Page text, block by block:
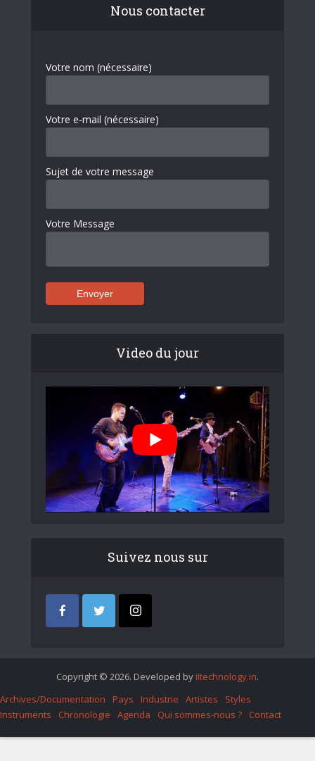
Nous contacter
Votre nom (nécessaire)
Votre e-mail (nécessaire)
Sujet de votre message
Votre Message
Video du jour
Suivez nous sur
Copyright © 2026. Developed by iItechnology.in.
Archives/Documentation
Pays Industrie Artistes
Styles
Instruments
Chronologie Agenda Qui sommes-nous ? Contact